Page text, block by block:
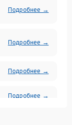
Подробнее →
Подробнее →
Подробнее →
Подробнее →